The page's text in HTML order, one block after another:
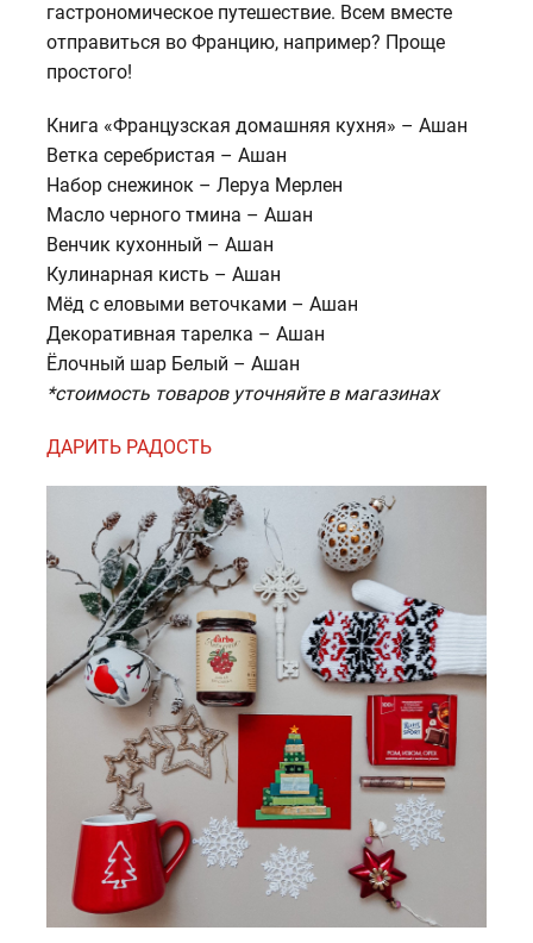
гастрономическое путешествие. Всем вместе
отправиться во Францию, например? Проще
простого!
Книга «Французская домашняя кухня» – Ашан
Ветка серебристая – Ашан
Набор снежинок – Леруа Мерлен
Масло черного тмина – Ашан
Венчик кухонный – Ашан
Кулинарная кисть – Ашан
Мёд с еловыми веточками – Ашан
Декоративная тарелка – Ашан
Ёлочный шар Белый – Ашан
*стоимость товаров уточняйте в магазинах
ДАРИТЬ РАДОСТЬ